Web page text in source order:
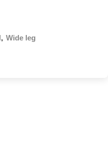
, Wide leg